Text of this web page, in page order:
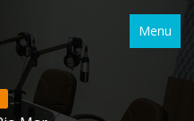
Menu